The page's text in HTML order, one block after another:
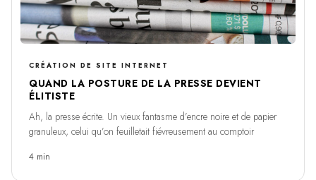
CRÉATION DE SITE INTERNET
QUAND LA POSTURE DE LA PRESSE DEVIENT
ÉLITISTE
Ah, la presse écrite. Un vieux fantasme d’encre noire et de papier
granuleux, celui qu’on feuilletait fiévreusement au comptoir
4 min